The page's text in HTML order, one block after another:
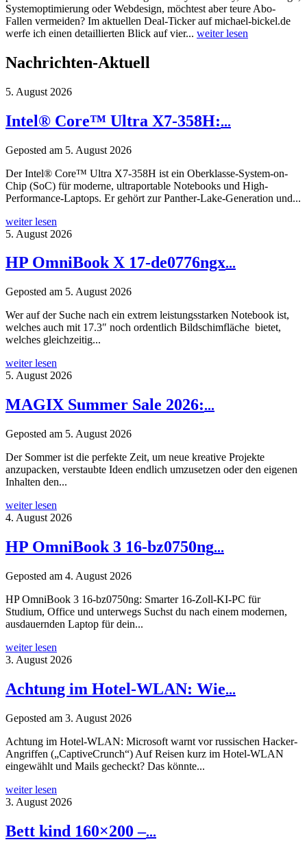
Systemoptimierung oder Webdesign, möchtest aber teure Abo-
Fallen vermeiden? Im aktuellen Deal-Ticker auf michael-bickel.de
werfe ich einen detaillierten Blick auf vier... weiter lesen
Nachrichten-Aktuell
5. August 2026
Intel® Core™ Ultra X7-358H:...
Geposted am 5. August 2026
Der Intel® Core™ Ultra X7-358H ist ein Oberklasse-System-on-
Chip (SoC) für moderne, ultraportable Notebooks und High-
Performance-Laptops. Er gehört zur Panther-Lake-Generation und...
weiter lesen
5. August 2026
HP OmniBook X 17-de0776ngx...
Geposted am 5. August 2026
Wer auf der Suche nach ein extrem leistungsstarken Notebook ist,
welches auch mit 17.3″ noch ordentlich Bildschimfläche bietet,
welches gleichzeitig...
weiter lesen
5. August 2026
MAGIX Summer Sale 2026:...
Geposted am 5. August 2026
Der Sommer ist die perfekte Zeit, um neue kreative Projekte
anzupacken, verstaubte Ideen endlich umzusetzen oder den eigenen
Inhalten den...
weiter lesen
4. August 2026
HP OmniBook 3 16-bz0750ng...
Geposted am 4. August 2026
HP OmniBook 3 16-bz0750ng: Smarter 16-Zoll-KI-PC für
Studium, Office und unterwegs Suchst du nach einem modernen,
ausdauernden Laptop für dein...
weiter lesen
3. August 2026
Achtung im Hotel-WLAN: Wie...
Geposted am 3. August 2026
Achtung im Hotel-WLAN: Microsoft warnt vor russischen Hacker-
Angriffen („CaptiveCrunch“) Auf Reisen kurz im Hotel-WLAN
eingewählt und Mails gecheckt? Das könnte...
weiter lesen
3. August 2026
Bett kind 160×200 –...